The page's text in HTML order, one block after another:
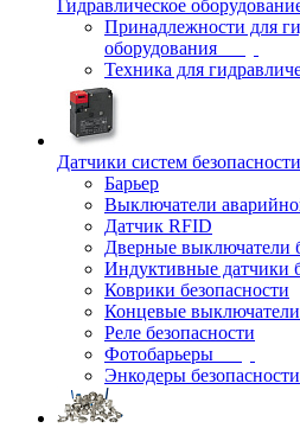
Гидравлическое
Принадлежности для
оборудования
Техника для
Датчики систем безопасности
Барьер
Выключатели
Датчик RFID
Дверные выключатели
Индуктивные датчики
Коврики безопасности
Концевые выключатели
Реле безопасности
Фотобарьеры
Энкодеры безопасности